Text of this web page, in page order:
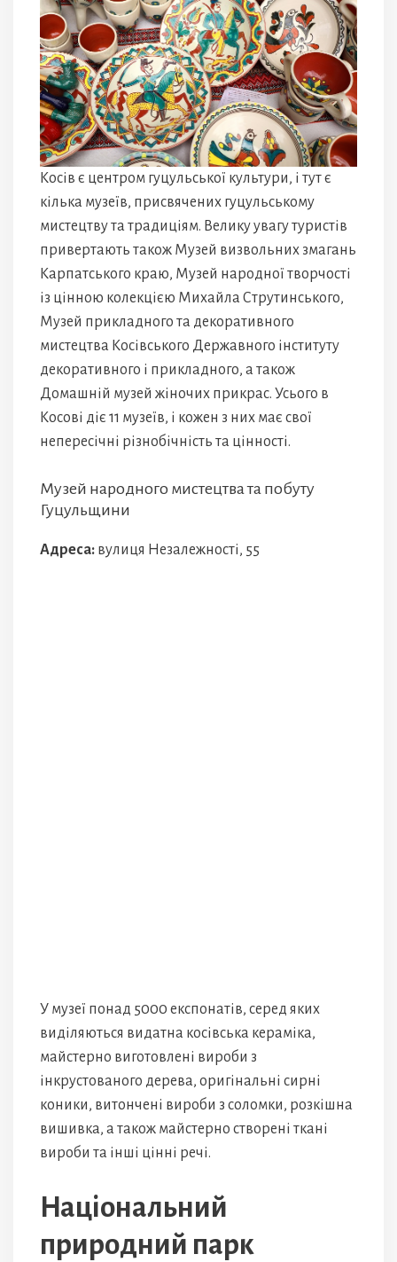
Косів є центром гуцульської культури, і тут є
кілька музеїв, присвячених гуцульському
мистецтву та традиціям. Велику увагу туристів
привертають також Музей визвольних змагань
Карпатського краю, Музей народної творчості
із цінною колекцією Михайла Струтинського,
Музей прикладного та декоративного
мистецтва Косівського Державного інституту
декоративного і прикладного, а також
Домашній музей жіночих прикрас. Усього в
Косові діє 11 музеїв, і кожен з них має свої
непересічні різнобічність та цінності.
Музей народного мистецтва та побуту
Гуцульщини
Адреса: вулиця Незалежності, 55
У музеї понад 5000 експонатів, серед яких
виділяються видатна косівська кераміка,
майстерно виготовлені вироби з
інкрустованого дерева, оригінальні сирні
коники, витончені вироби з соломки, розкішна
вишивка, а також майстерно створені ткані
вироби та інші цінні речі.
Національний
природний парк